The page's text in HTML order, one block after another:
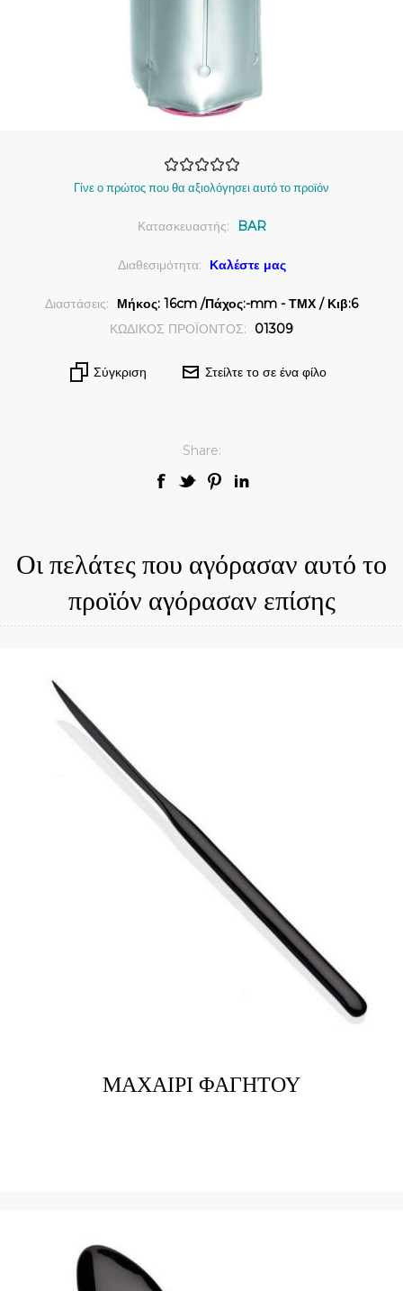
Γίνε ο πρώτος που θα αξιολόγησει αυτό το προϊόν
Κατασκευαστής: BAR
Διαθεσιμότητα: Καλέστε μας
Διαστάσεις:
Μήκος: 16cm /Πάχος:-mm - ΤΜΧ / Κιβ:6
ΚΩΔΙΚΟΣ ΠΡΟΪΟΝΤΟΣ:
01309
Σύγκριση Στείλτε το σε ένα φίλο
Share:
Οι πελάτες που αγόρασαν αυτό το
προϊόν αγόρασαν επίσης
ΜΑΧΑΙΡΙ ΦΑΓΗΤΟΥ